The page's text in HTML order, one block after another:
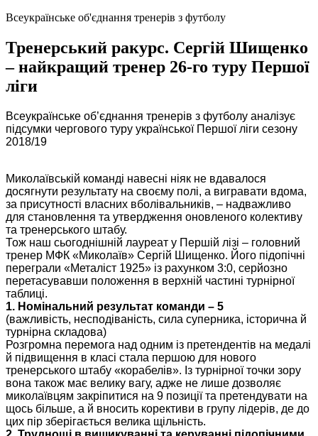
Всеукраїнське об'єднання тренерів з футболу
Тренерський ракурс. Сергій Шищенко
– найкращий тренер 26-го туру Першої
ліги
Всеукраїнське об’єднання тренерів з футболу аналізує
підсумки чергового туру української Першої ліги сезону
2018/19
Миколаївській команді навесні ніяк не вдавалося
досягнути результату на своєму полі, а вигравати вдома,
за присутності власних вболівальників, – надважливо
для становлення та утвердження оновленого колективу
та тренерського штабу.
Тож наш сьогоднішній лауреат у Першій лізі – головний
тренер МФК «Миколаїв» Сергій Шищенко. Його підопічні
переграли «Металіст 1925» із рахунком 3:0, серйозно
перетасувавши положення в верхній частині турнірної
таблиці.
1. Номінальний результат команди – 5
(важливість, несподіваність, сила суперника, історична й
турнірна складова)
Розгромна перемога над одним із претендентів на медалі
й підвищення в класі стала першою для нового
тренерського штабу «корабелів». Із турнірної точки зору
вона також має велику вагу, адже не лише дозволяє
миколаївцям закріпитися на 9 позиції та претендувати на
щось більше, а й вносить корективи в групу лідерів, де до
цих пір зберігається велика щільність.